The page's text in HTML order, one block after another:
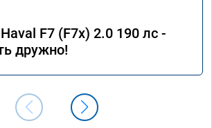
F7 (F7x) 2.0 190 лс -
дружно!